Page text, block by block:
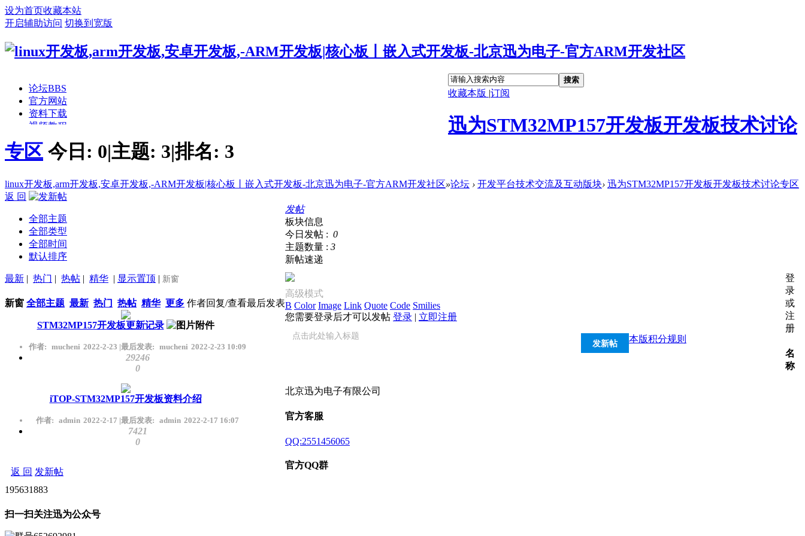
设为首页收藏本站
开启辅助访问 切换到宽版
论坛BBS
官方网站
资料下载
视频教程
手持方案
搜索
收藏本版 |订阅
迅为STM32MP157开发板开发板技术讨论
专区 今日: 0|主题: 3|排名: 3
linux开发板,arm开发板,安卓开发板,-ARM开发板|核心板丨嵌入式开发板-北京迅为电子-官方ARM开发社区»论坛 › 开发平台技术交流及互动版块› 迅为STM32MP157开发板开发板技术讨论专区
返 回
全部主题
全部类型
全部时间
默认排序
最新 | 热门 | 热帖 | 精华 | 显示置顶 | 新窗
新窗 全部主题 最新 热门 热帖 精华 更多 作者回复/查看最后发表
STM32MP157开发板更新记录
作者: mucheni 2022-2-23 |最后发表: mucheni 2022-2-23 10:09
29246
0
iTOP-STM32MP157开发板资料介绍
作者: admin 2022-2-17 |最后发表: admin 2022-2-17 16:07
7421
0
返 回 发新帖
发帖
板块信息
今日发帖 : 0
主题数量 : 3
新帖速递
高级模式
B Color Image Link Quote Code Smilies
您需要登录后才可以发帖 登录 | 立即注册
本版积分规则
发新帖
登
录
或
注
册
名
称
北京迅为电子有限公司
官方客服
QQ:2551456065
官方QQ群
195631883
扫一扫关注迅为公众号